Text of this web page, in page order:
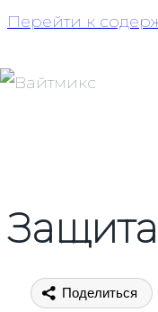
Перейти к
Поделиться